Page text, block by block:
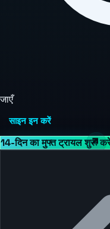
जाएँ
साइन इन करें
14-दिन का मुफ्त ट्रायल शुरू